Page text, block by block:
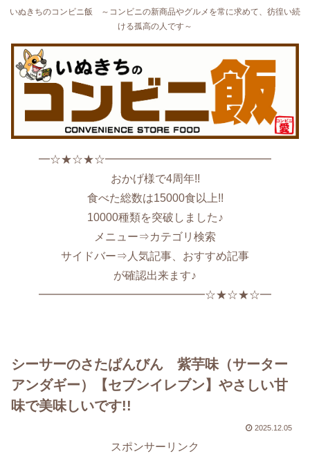
いぬきちのコンビニ飯 ～コンビニの新商品やグルメを常に求めて、彷徨い続
ける孤高の人です～
━☆★☆★☆━━━━━━━━━━━━━━━
おかげ様で4周年!!
食べた総数は15000食以上!!
10000種類を突破しました♪
メニュー⇒カテゴリ検索
サイドバー⇒人気記事、おすすめ記事
が確認出来ます♪
━━━━━━━━━━━━━━━☆★☆★☆━
シーサーのさたぱんびん 紫芋味（サーター
アンダギー）【セブンイレブン】やさしい甘
味で美味しいです!!
2025.12.05
スポンサーリンク